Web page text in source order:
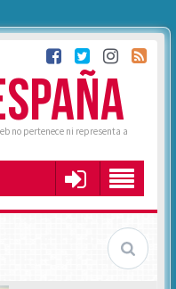
no pertenece ni representa a